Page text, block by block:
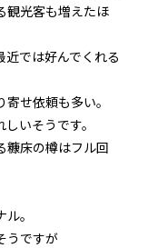
観光客も増えたほ
近では好んでくれる
せ依頼も多い。
いそうです。
糠床の樽はフル回
。
うですが